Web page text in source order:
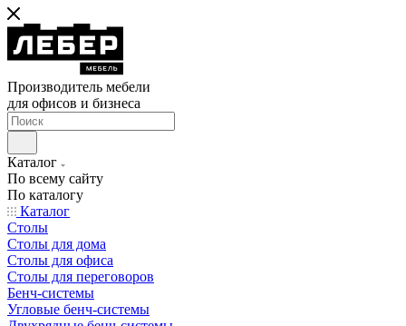
Производитель мебели
для офисов и бизнеса
Каталог
По всему сайту
По каталогу
Каталог
Столы
Столы для дома
Столы для офиса
Столы для переговоров
Бенч-системы
Угловые бенч-системы